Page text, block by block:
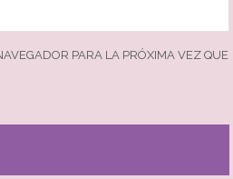
PARA LA PRÓXIMA VEZ QUE